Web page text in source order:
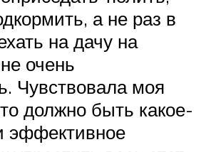
а не раз в
на дачу на
очень
Чувствовала моя
должно быть какое-
эффективное